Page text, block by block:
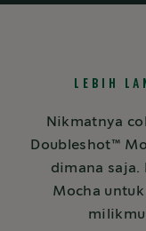
LEBIH
Nikmatnya
Doubleshot™️
dimana saja.
Mocha